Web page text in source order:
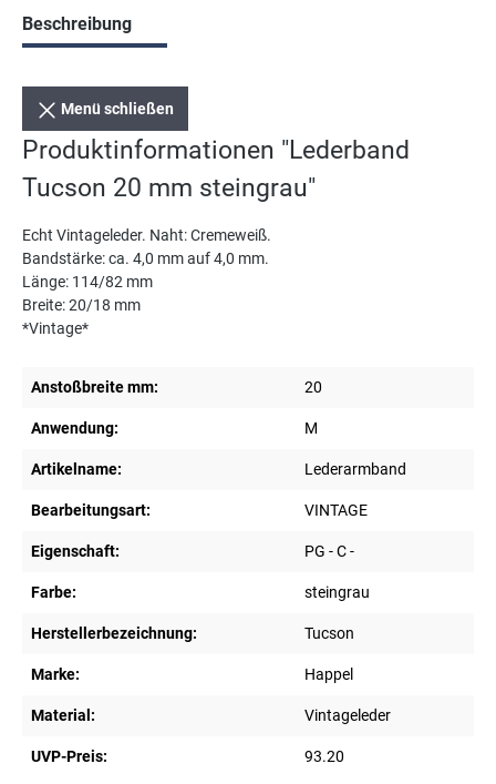
Beschreibung
Menü schließen
Produktinformationen "Lederband
Tucson 20 mm steingrau"
Echt Vintageleder. Naht: Cremeweiß.
Bandstärke: ca. 4,0 mm auf 4,0 mm.
Länge: 114/82 mm
Breite: 20/18 mm
*Vintage*
Anstoßbreite mm: 20
Anwendung: M
Artikelname: Lederarmband
Bearbeitungsart: VINTAGE
Eigenschaft: PG - C -
Farbe: steingrau
Herstellerbezeichnung: Tucson
Marke: Happel
Material: Vintageleder
UVP-Preis: 93.20